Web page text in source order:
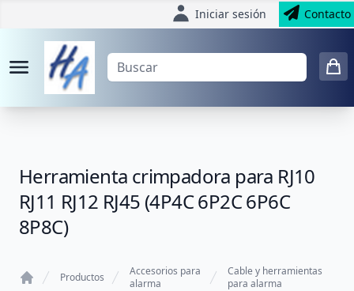
Iniciar sesión Contacto
Herramienta crimpadora para RJ10
RJ11 RJ12 RJ45 (4P4C 6P2C 6P6C
8P8C)
Productos
Accesorios para
alarma
Cable y herramientas
para alarma